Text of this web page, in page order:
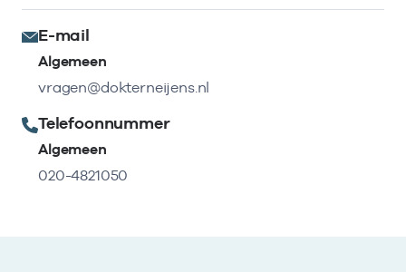
E-mail
Algemeen
vragen@dokterneijens.nl
Telefoonnummer
Algemeen
020-4821050